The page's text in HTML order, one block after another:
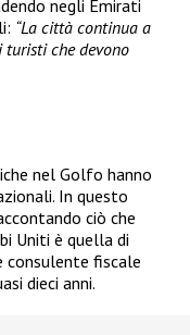
negli Emirati
“La città continua a
turisti che devono
nel Golfo hanno
In questo
ciò che
Uniti è quella di
consulente fiscale
dieci anni.